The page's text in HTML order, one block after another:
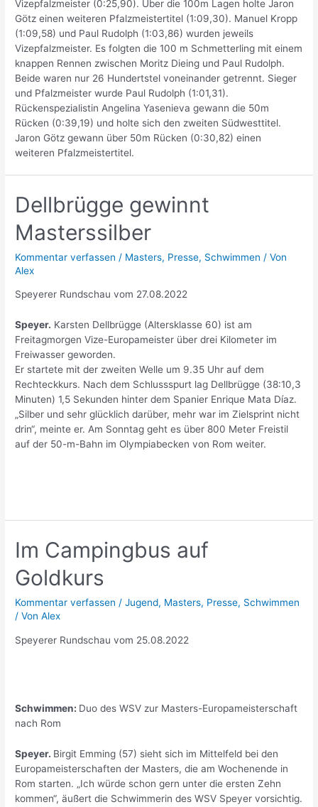
Vizepfalzmeister (0:25,90). Über die 100m Lagen holte Jaron
Götz einen weiteren Pfalzmeistertitel (1:09,30). Manuel Kropp
(1:09,58) und Paul Rudolph (1:03,86) wurden jeweils
Vizepfalzmeister. Es folgten die 100 m Schmetterling mit einem
knappen Rennen zwischen Moritz Dieing und Paul Rudolph.
Beide waren nur 26 Hundertstel voneinander getrennt. Sieger
und Pfalzmeister wurde Paul Rudolph (1:01,31).
Rückenspezialistin Angelina Yasenieva gewann die 50m
Rücken (0:39,19) und holte sich den zweiten Südwesttitel.
Jaron Götz gewann über 50m Rücken (0:30,82) einen
weiteren Pfalzmeistertitel.
Dellbrügge gewinnt
Masterssilber
Kommentar verfassen / Masters, Presse, Schwimmen / Von
Alex
Speyerer Rundschau vom 27.08.2022
Speyer. Karsten Dellbrügge (Altersklasse 60) ist am
Freitagmorgen Vize-Europameister über drei Kilometer im
Freiwasser geworden.
Er startete mit der zweiten Welle um 9.35 Uhr auf dem
Rechteckkurs. Nach dem Schlussspurt lag Dellbrügge (38:10,3
Minuten) 1,5 Sekunden hinter dem Spanier Enrique Mata Díaz.
„Silber und sehr glücklich darüber, mehr war im Zielsprint nicht
drin“, meinte er. Am Sonntag geht es über 800 Meter Freistil
auf der 50-m-Bahn im Olympiabecken von Rom weiter.
Im Campingbus auf
Goldkurs
Kommentar verfassen /Jugend, Masters, Presse, Schwimmen
/ VonAlex
Speyerer Rundschau vom 25.08.2022
Schwimmen: Duo des WSV zur Masters-Europameisterschaft
nach Rom
Speyer. Birgit Emming (57) sieht sich im Mittelfeld bei den
Europameisterschaften der Masters, die am Wochenende in
Rom starten. „Ich würde schon gern unter die ersten Zehn
kommen“, äußert die Schwimmerin des WSV Speyer vorsichtig.